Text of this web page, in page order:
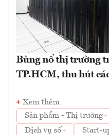
Bùng nổ thị trường
TP.HCM, thu hút
Xem thêm
Sản phẩm - Thị trường
Dịch vụ số
Start-